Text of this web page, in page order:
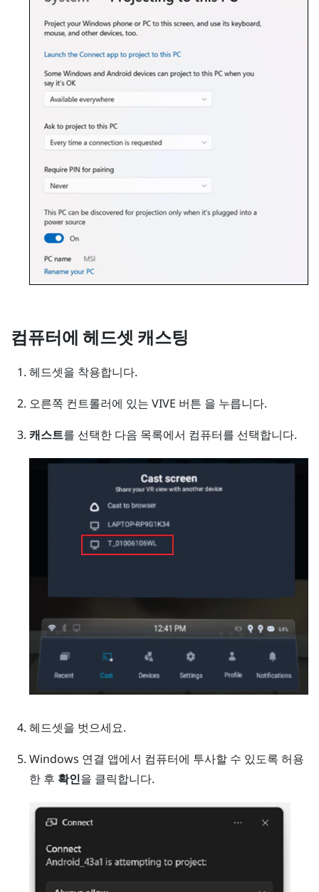
컴퓨터에 헤드셋 캐스팅
헤드셋을 착용합니다.
오른쪽 컨트롤러에 있는 VIVE 버튼 을 누릅니다.
캐스트를 선택한 다음 목록에서 컴퓨터를 선택합니다.
헤드셋을 벗으세요.
Windows 연결 앱에서 컴퓨터에 투사할 수 있도록 허용
한 후 확인을 클릭합니다.